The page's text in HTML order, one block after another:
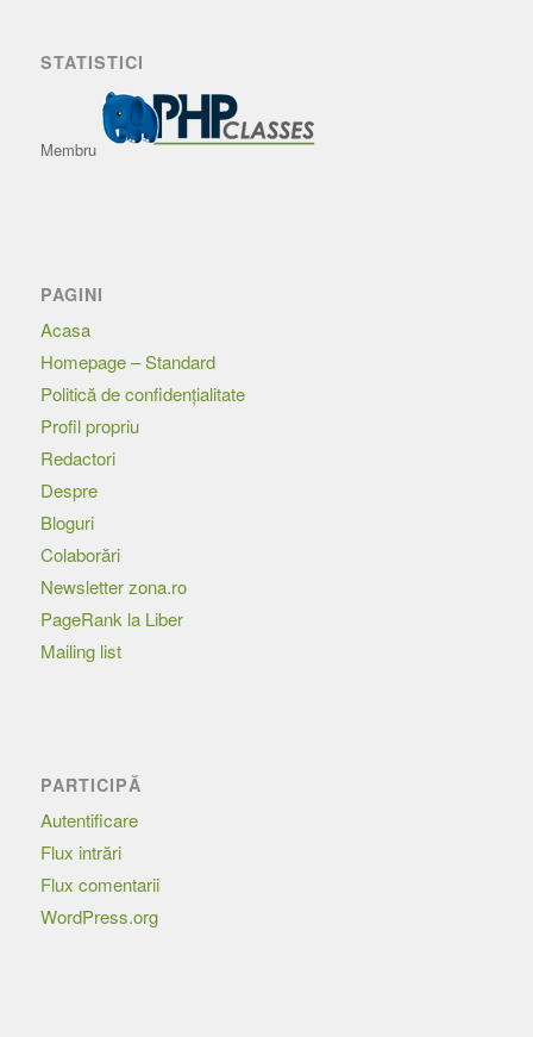
STATISTICI
Membru
PAGINI
Acasa
Homepage – Standard
Politică de confidențialitate
Profil propriu
Redactori
Despre
Bloguri
Colaborări
Newsletter zona.ro
PageRank la Liber
Mailing list
PARTICIPĂ
Autentificare
Flux intrări
Flux comentarii
WordPress.org